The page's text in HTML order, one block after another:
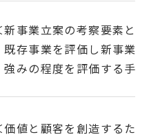
新事業立案の考察要素と
既存事業を評価し新事業
強みの程度を評価する手
価値と顧客を創造するた